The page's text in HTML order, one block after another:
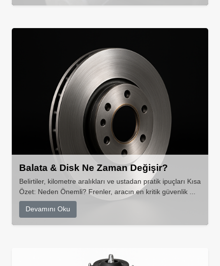
Balata & Disk Ne Zaman Değişir?
Belirtiler, kilometre aralıkları ve ustadan pratik ipuçları Kısa
Özet: Neden Önemli? Frenler, aracın en kritik güvenlik ...
Devamını Oku